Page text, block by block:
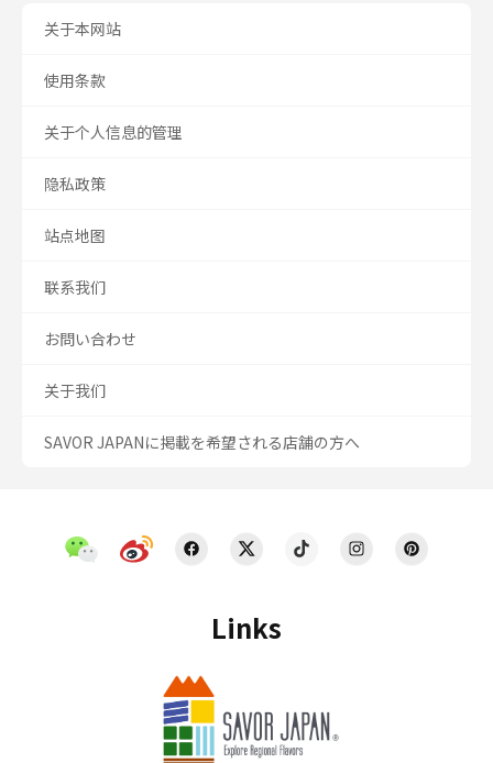
Links
关于本网站
使用条款
关于个人信息的管理
隐私政策
站点地图
联系我们
お問い合わせ
关于我们
SAVOR JAPANに掲載を希望される店舗の方へ